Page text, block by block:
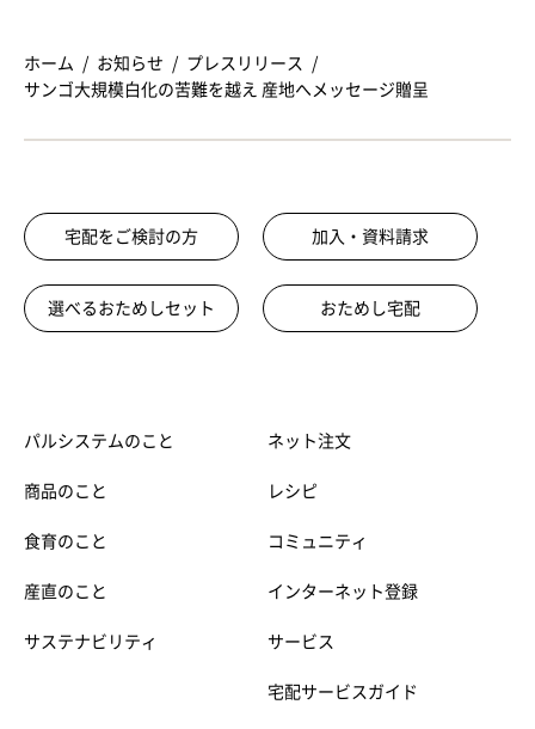
ホーム お知らせ
プレスリリース
サンゴ大規模白化の苦難を越え 産地へメッセージ贈呈
宅配をご検討の方 加入・資料請求
選べるおためしセット おためし宅配
パルシステムのこと
商品のこと
食育のこと
産直のこと
サステナビリティ
ネット注文
レシピ
コミュニティ
インターネット登録
サービス
宅配サービスガイド